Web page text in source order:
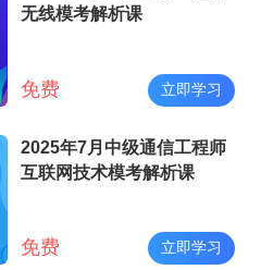
无线模考解析课
免费 立即学习
2025年7月中级通信工程师
互联网技术模考解析课
免费 立即学习